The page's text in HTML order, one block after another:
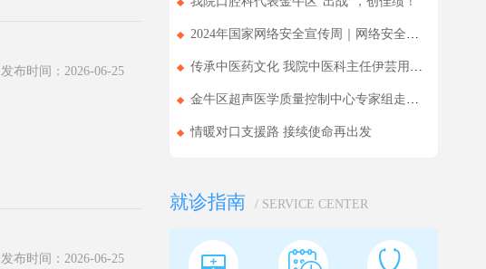
发布时间：2026-06-25
发布时间：2026-06-25
2024年国家网络安全宣传周｜网络安全为人民，...
传承中医药文化 我院中医科主任伊芸用实力拿下...
金牛区超声医学质量控制中心专家组走进基层医...
情暖对口支援路 接续使命再出发
就诊指南 / SERVICE CENTER